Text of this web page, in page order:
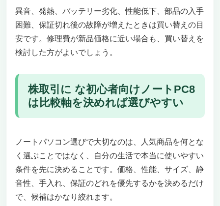
異音、発熱、バッテリー劣化、性能低下、部品の入手
困難、保証切れ後の故障が増えたときは買い替えの目
安です。修理費が新品価格に近い場合も、買い替えを
検討した方がよいでしょう。
株取引に な初心者向けノートPC8
は比較軸を決めれば選びやすい
ノートパソコン選びで大切なのは、人気商品を何とな
く選ぶことではなく、自分の生活で本当に使いやすい
条件を先に決めることです。価格、性能、サイズ、静
音性、手入れ、保証のどれを優先するかを決めるだけ
で、候補はかなり絞れます。